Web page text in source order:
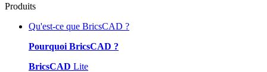
Produits
Qu'est-ce que BricsCAD ?
Pourquoi BricsCAD ?
BricsCAD Lite